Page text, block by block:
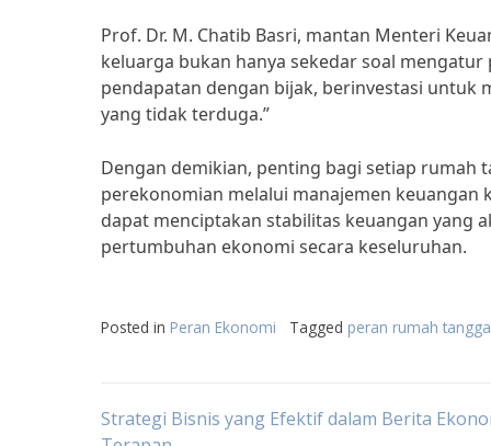
Prof. Dr. M. Chatib Basri, mantan Menteri
keluarga bukan hanya sekedar soal
pendapatan dengan bijak, berinvestasi untuk
yang tidak terduga.”
Dengan demikian, penting bagi setiap
perekonomian melalui manajemen keuangan
dapat menciptakan stabilitas keuangan yang
pertumbuhan ekonomi secara keseluruhan.
Posted in Peran Ekonomi Tagged peran rumah
Post
Strategi Bisnis yang Efektif dalam Berita